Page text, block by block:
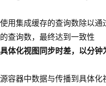
使用集成缓存的查询数除以通
的查询数，最终达到一致性
具体化视图同步时差，以分钟
源容器中数据与传播到具体化